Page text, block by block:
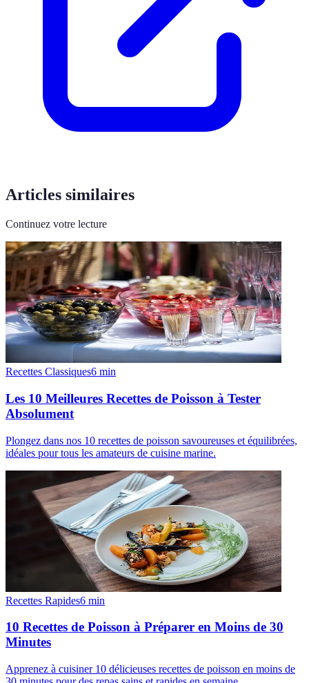
Articles similaires
Continuez votre lecture
Recettes Classiques6 min
Les 10 Meilleures Recettes de Poisson à Tester
Absolument
Plongez dans nos 10 recettes de poisson savoureuses et équilibrées,
idéales pour tous les amateurs de cuisine marine.
Recettes Rapides6 min
10 Recettes de Poisson à Préparer en Moins de 30
Minutes
Apprenez à cuisiner 10 délicieuses recettes de poisson en moins de